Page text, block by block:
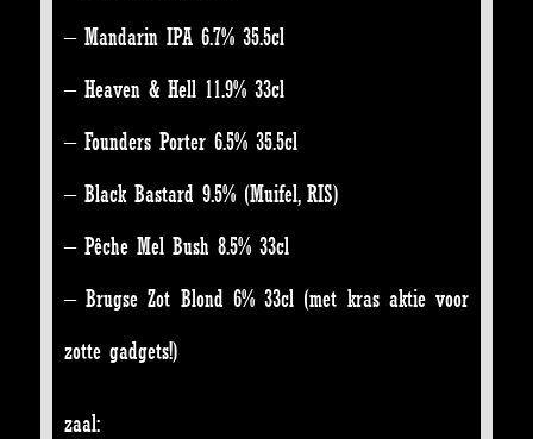
– Mandarin IPA 6.7% 35.5cl
– Heaven & Hell 11.9% 33cl
– Founders Porter 6.5% 35.5cl
– Black Bastard 9.5% (Muifel, RIS)
– Pêche Mel Bush 8.5% 33cl
– Brugse Zot Blond 6% 33cl (met kras aktie voor
zotte gadgets!)
zaal: